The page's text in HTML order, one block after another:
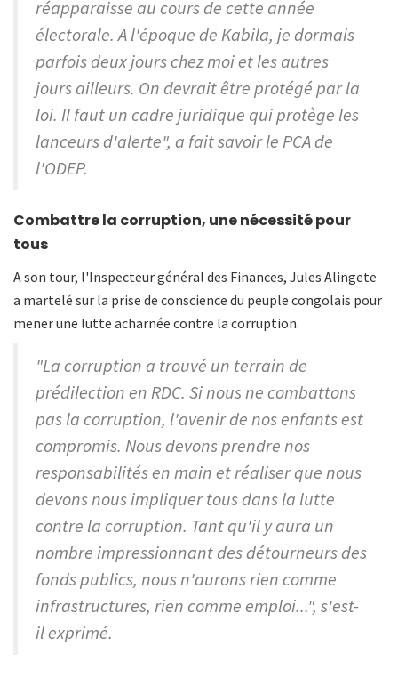
réapparaisse au cours de cette année
électorale. A l'époque de Kabila, je dormais
parfois deux jours chez moi et les autres
jours ailleurs. On devrait être protégé par la
loi. Il faut un cadre juridique qui protège les
lanceurs d'alerte", a fait savoir le PCA de
l'ODEP.
Combattre la corruption, une nécessité pour
tous
A son tour, l'Inspecteur général des Finances, Jules Alingete
a martelé sur la prise de conscience du peuple congolais pour
mener une lutte acharnée contre la corruption.
"La corruption a trouvé un terrain de
prédilection en RDC. Si nous ne combattons
pas la corruption, l'avenir de nos enfants est
compromis. Nous devons prendre nos
responsabilités en main et réaliser que nous
devons nous impliquer tous dans la lutte
contre la corruption. Tant qu'il y aura un
nombre impressionnant des détourneurs des
fonds publics, nous n'aurons rien comme
infrastructures, rien comme emploi...", s'est-
il exprimé.